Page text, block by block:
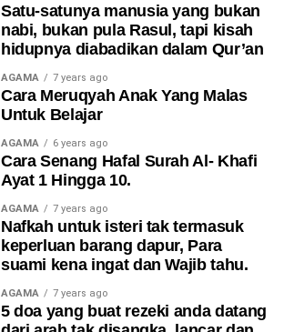
Satu-satunya manusia yang bukan
nabi, bukan pula Rasul, tapi kisah
hidupnya diabadikan dalam Qur’an
AGAMA 7 years ago
Cara Meruqyah Anak Yang Malas
Untuk Belajar
AGAMA 6 years ago
Cara Senang Hafal Surah Al- Khafi
Ayat 1 Hingga 10.
AGAMA 7 years ago
Nafkah untuk isteri tak termasuk
keperluan barang dapur, Para
suami kena ingat dan Wajib tahu.
AGAMA 7 years ago
5 doa yang buat rezeki anda datang